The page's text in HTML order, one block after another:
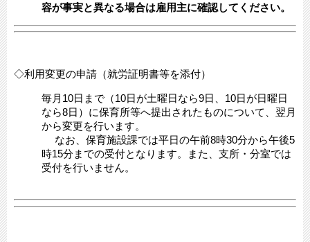
容が事実と異なる場合は雇用主に確認してください。
◇利用変更の申請（就労証明書等を添付）
毎月10日まで（10日が土曜日なら9日、10日が日曜日
なら8日）に保育所等へ提出されたものについて、翌月
から変更を行います。
なお、保育施設課では平日の午前8時30分から午後5
時15分までの受付となります。また、支所・分室では
受付を行いません。